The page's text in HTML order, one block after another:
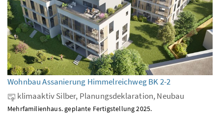
Wohnbau Assanierung Himmelreichweg BK 2-2
klimaaktiv Silber, Planungsdeklaration, Neubau
Mehrfamilienhaus. geplante Fertigstellung 2025.